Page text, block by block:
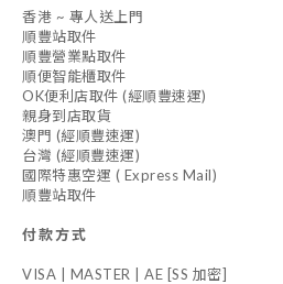
香港 ~ 專人送上門
順豐站取件
順豐營業點取件
順便智能櫃取件
OK便利店取件 (經順豐速運)
親身到店取貨
澳門 (經順豐速運)
台灣 (經順豐速運)
國際特惠空運 ( Express Mail)
順豐站取件
付款方式
VISA | MASTER | AE [SS 加密]